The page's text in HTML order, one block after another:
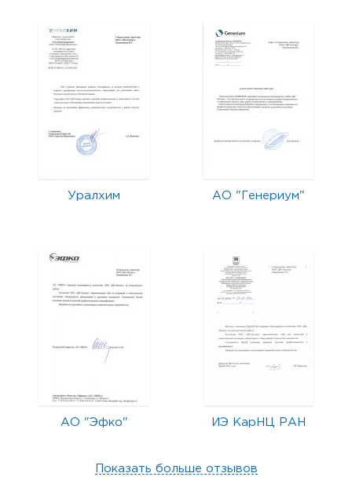
Уралхим АО "Генериум"
АО "Эфко" ИЭ КарНЦ РАН
Показать больше отзывов